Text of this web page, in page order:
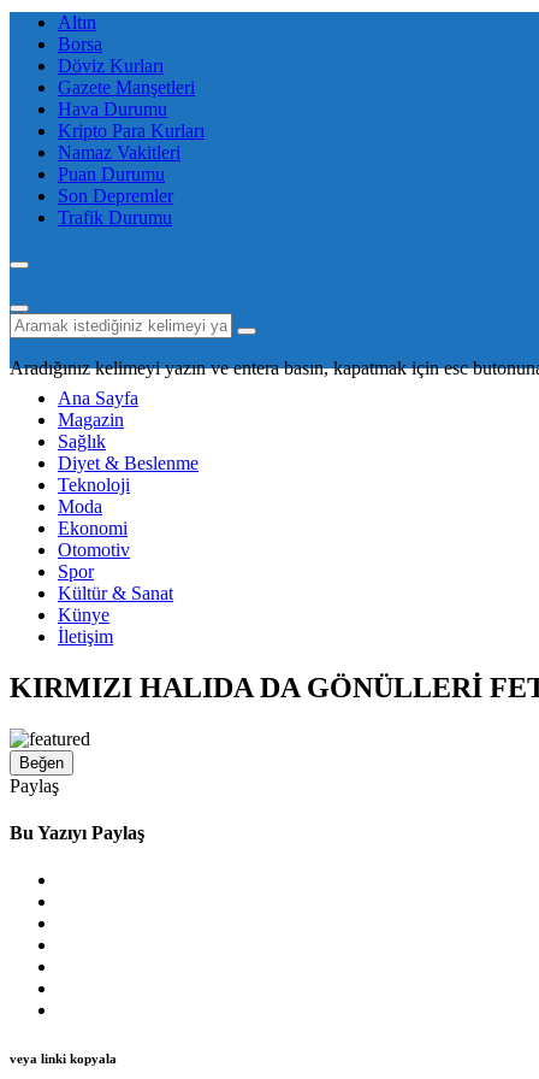
Altın
Borsa
Döviz Kurları
Gazete Manşetleri
Hava Durumu
Kripto Para Kurları
Namaz Vakitleri
Puan Durumu
Son Depremler
Trafik Durumu
Aradığınız kelimeyi yazın ve entera basın, kapatmak için esc
Ana Sayfa
Magazin
Sağlık
Diyet & Beslenme
Teknoloji
Moda
Ekonomi
Otomotiv
Spor
Kültür & Sanat
Künye
İletişim
KIRMIZI HALIDA DA GÖNÜLLERİ
Beğen
Paylaş
Bu Yazıyı Paylaş
veya linki kopyala